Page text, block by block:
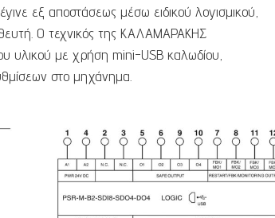
εξ αποστάσεως μέσω ειδικού λογισμικού,
Ο τεχνικός της ΚΑΛΑΜΑΡΑΚΗΣ
υλικού με χρήση mini-USB καλωδίου,
στο μηχάνημα.